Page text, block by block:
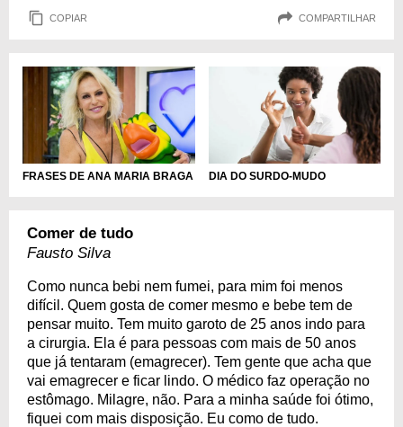
COPIAR COMPARTILHAR
FRASES DE ANA MARIA BRAGA DIA DO SURDO-MUDO
Comer de tudo
Fausto Silva
Como nunca bebi nem fumei, para mim foi menos
difícil. Quem gosta de comer mesmo e bebe tem de
pensar muito. Tem muito garoto de 25 anos indo para
a cirurgia. Ela é para pessoas com mais de 50 anos
que já tentaram (emagrecer). Tem gente que acha que
vai emagrecer e ficar lindo. O médico faz operação no
estômago. Milagre, não. Para a minha saúde foi ótimo,
fiquei com mais disposição. Eu como de tudo.